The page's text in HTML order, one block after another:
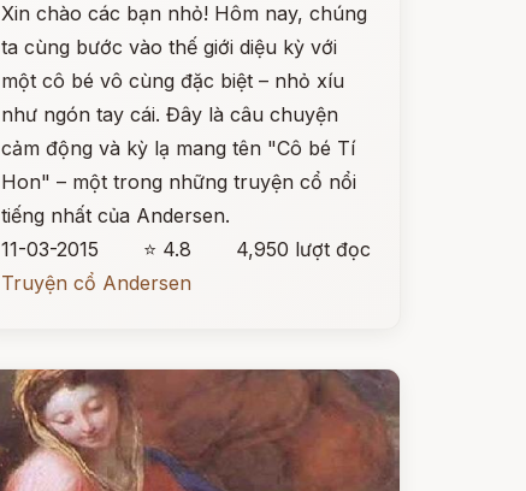
Xin chào các bạn nhỏ! Hôm nay, chúng
ta cùng bước vào thế giới diệu kỳ với
một cô bé vô cùng đặc biệt – nhỏ xíu
như ngón tay cái. Đây là câu chuyện
cảm động và kỳ lạ mang tên "Cô bé Tí
Hon" – một trong những truyện cổ nổi
tiếng nhất của Andersen.
11-03-2015
⭐ 4.8
4,950 lượt đọc
Truyện cổ Andersen